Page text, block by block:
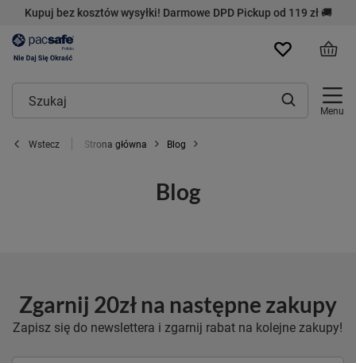
Kupuj bez kosztów wysyłki! Darmowe DPD Pickup od 119 zł 🚚
Menu
Wstecz Strona główna Blog
Blog
Zgarnij 20zł na następne zakupy
Zapisz się do newslettera i zgarnij rabat na kolejne zakupy!